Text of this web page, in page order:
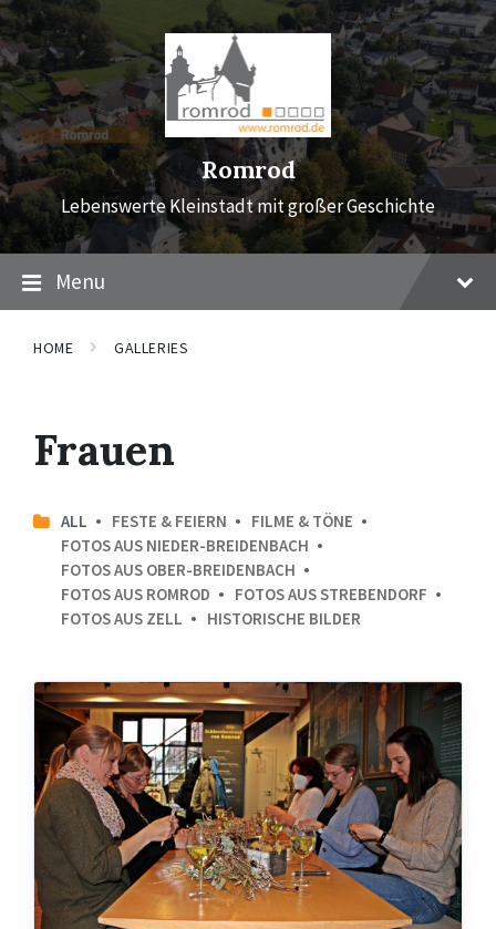
Skip
to
content
Skip
to
main
navigation
Skip
to
footer
Romrod
Lebenswerte Kleinstadt mit großer Geschichte
Menu
HOME GALLERIES
Frauen
ALL FESTE & FEIERN
FILME & TÖNE
FOTOS AUS NIEDER-BREIDENBACH
FOTOS AUS OBER-BREIDENBACH
FOTOS AUS ROMROD
FOTOS AUS STREBENDORF
FOTOS AUS ZELL
HISTORISCHE BILDER
09.04.2022
MGH
Romrod
-
Kreativabend
Herz,
Hand
und